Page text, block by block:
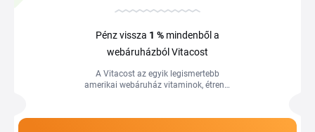
táplálékkiegészítőkre és bio élelmiszerekre alacsonyabb
legkedvezőbb ajánlatot.
Pénz vissza 1 % mindenből a
webáruházból Vitacost
A Vitacost az egyik legismertebb
amerikai webáruház vitaminok, étrend-